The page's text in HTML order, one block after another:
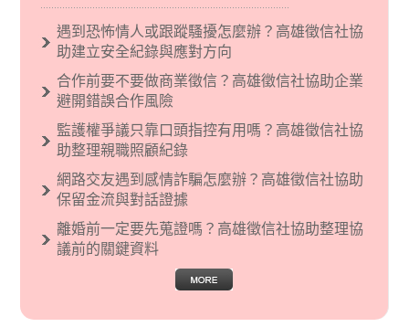
義後來就被拿來暗指偏見和歧視，而且有沙文主
義傾向的人，通常對於自己的國家和民族有超強
烈的卓越感，因而瞧不起其他國家的人，所以沙
現了男性沙文…
遇到恐怖情人或跟蹤騷擾怎麼辦？高雄徵信社協
助建立安全紀錄與應對方向
合作前要不要做商業徵信？高雄徵信社協助企業
避開錯誤合作風險
監護權爭議只靠口頭指控有用嗎？高雄徵信社協
助整理親職照顧紀錄
網路交友遇到感情詐騙怎麼辦？高雄徵信社協助
保留金流與對話證據
離婚前一定要先蒐證嗎？高雄徵信社協助整理協
議前的關鍵資料